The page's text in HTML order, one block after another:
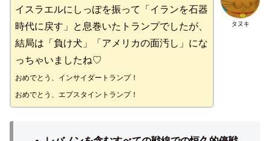
タヌキ
イスラエルにしっぽを振って「イランを石器
時代に戻す」と息巻いたトランプでしたが、
結局は「負け犬」「アメリカの面汚し」にな
っちゃいましたね♡
おめでとう、インサイダートランプ！
おめでとう、エプスタイントランプ！